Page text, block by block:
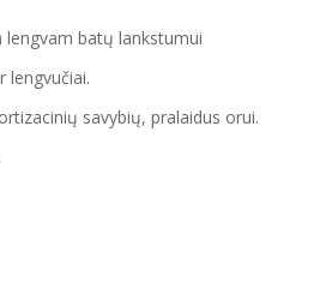
batų lankstumui
lengvučiai.
savybių, pralaidus orui.